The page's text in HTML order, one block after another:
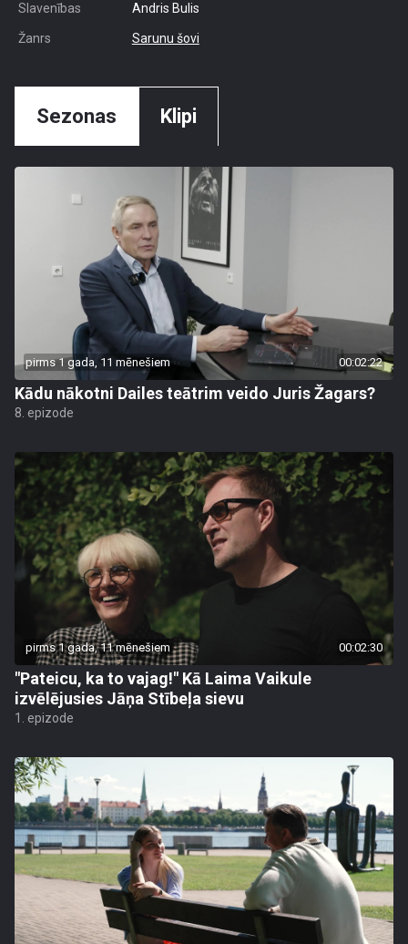
Slavenības Andris Bulis
Žanrs Sarunu šovi
Sezonas Klipi
pirms 1 gada, 11 mēnešiem 00:02:22
Kādu nākotni Dailes teātrim veido Juris Žagars?
8. epizode
pirms 1 gada, 11 mēnešiem 00:02:30
"Pateicu, ka to vajag!" Kā Laima Vaikule
izvēlējusies Jāņa Stībeļa sievu
1. epizode